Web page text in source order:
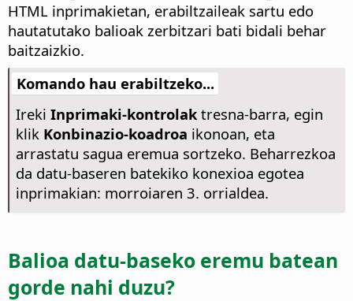
HTML inprimakietan, erabiltzaileak sartu edo
hautatutako balioak zerbitzari bati bidali behar
baitzaizkio.
Komando hau erabiltzeko...
Ireki Inprimaki-kontrolaktresna-barra, egin
klik Konbinazio-koadroa ikonoan, eta
arrastatu sagua eremua sortzeko. Beharrezkoa
da datu-baseren batekiko konexioa egotea
inprimakian: morroiaren 3. orrialdea.
Balioa datu-baseko eremu batean
gorde nahi duzu?